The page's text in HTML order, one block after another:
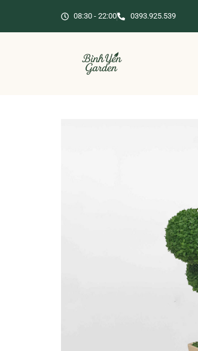
08:30 - 22:00 0393.925.539